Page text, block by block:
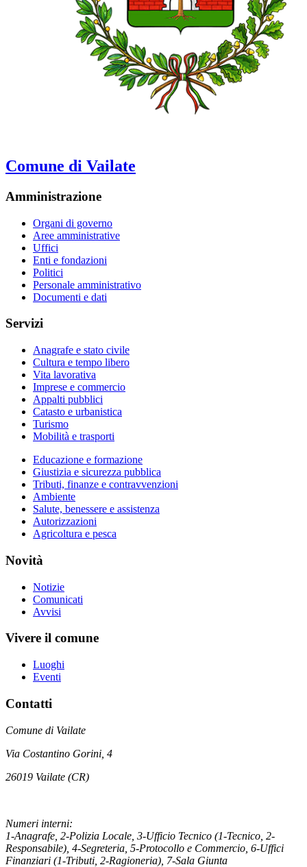
Comune di Vailate
Amministrazione
Organi di governo
Aree amministrative
Uffici
Enti e fondazioni
Politici
Personale amministrativo
Documenti e dati
Servizi
Anagrafe e stato civile
Cultura e tempo libero
Vita lavorativa
Imprese e commercio
Appalti pubblici
Catasto e urbanistica
Turismo
Mobilità e trasporti
Educazione e formazione
Giustizia e sicurezza pubblica
Tributi, finanze e contravvenzioni
Ambiente
Salute, benessere e assistenza
Autorizzazioni
Agricoltura e pesca
Novità
Notizie
Comunicati
Avvisi
Vivere il comune
Luoghi
Eventi
Contatti
Comune di Vailate
Via Costantino Gorini, 4
26019 Vailate (CR)
Numeri interni:
1-Anagrafe, 2-Polizia Locale, 3-Ufficio Tecnico (1-Tecnico, 2-
Responsabile), 4-Segreteria, 5-Protocollo e Commercio, 6-Uffici
Finanziari (1-Tributi, 2-Ragioneria), 7-Sala Giunta